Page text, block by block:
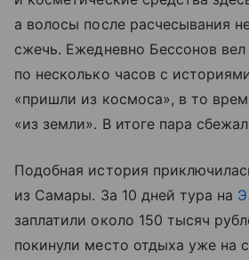
а волосы после расчесывания
сжечь. Ежедневно Бессонов вел
по несколько часов с
«пришли из космоса», в то
«из земли». В итоге пара
Подобная история
из Самары. За 10 дней тура на
заплатили около 150 тысяч
покинули место отдыха уже на